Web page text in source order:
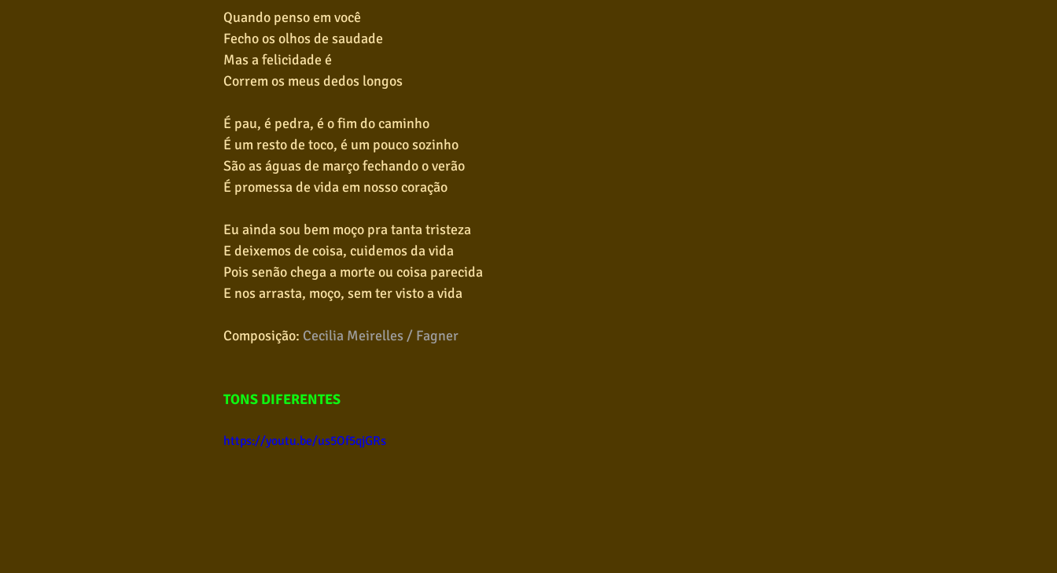
Quando penso em você
Fecho os olhos de saudade
Mas a felicidade é
Correm os meus dedos longos
É pau, é pedra, é o fim do caminho
É um resto de toco, é um pouco sozinho
São as águas de março fechando o verão
É promessa de vida em nosso coração
Eu ainda sou bem moço pra tanta tristeza
E deixemos de coisa, cuidemos da vida
Pois senão chega a morte ou coisa parecida
E nos arrasta, moço, sem ter visto a vida
Composição: Cecilia Meirelles / Fagner
TONS DIFERENTES
https://youtu.be/us5Of5qjGRs